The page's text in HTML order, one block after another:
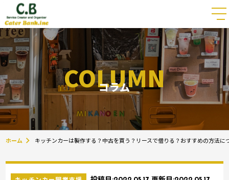
COLUMN
コラム
ホーム キッチンカーは製作する？中古を買う？リースで借りる？おすすめの方法に